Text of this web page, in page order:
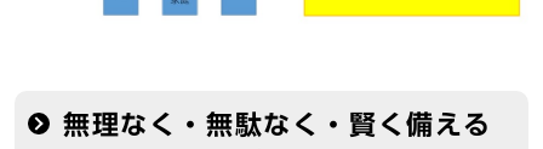
無理なく・無駄なく・賢く備える